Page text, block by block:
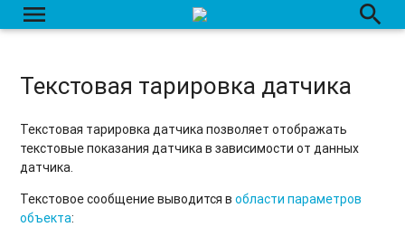
menu
Произвольный сумматор
Датчики пассажиропотока
Датчик зажигания по оборотам
Цифровой датчик температуры
Создание/Редактирование/Удаление датчика
search
Текстовая тарировка датчика
Текстовая тарировка датчика позволяет отображать
текстовые показания датчика в зависимости от данных
датчика.
Текстовое сообщение выводится вобласти параметров
объекта: